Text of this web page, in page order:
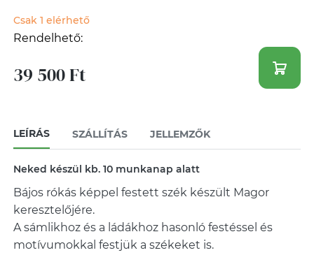
Csak 1 elérhető
Rendelhető:
39 500 Ft
LEÍRÁS SZÁLLÍTÁS JELLEMZŐK
Neked készül kb. 10 munkanap alatt
Bájos rókás képpel festett szék készült Magor
keresztelőjére.
A sámlikhoz és a ládákhoz hasonló festéssel és
motívumokkal festjük a székeket is.